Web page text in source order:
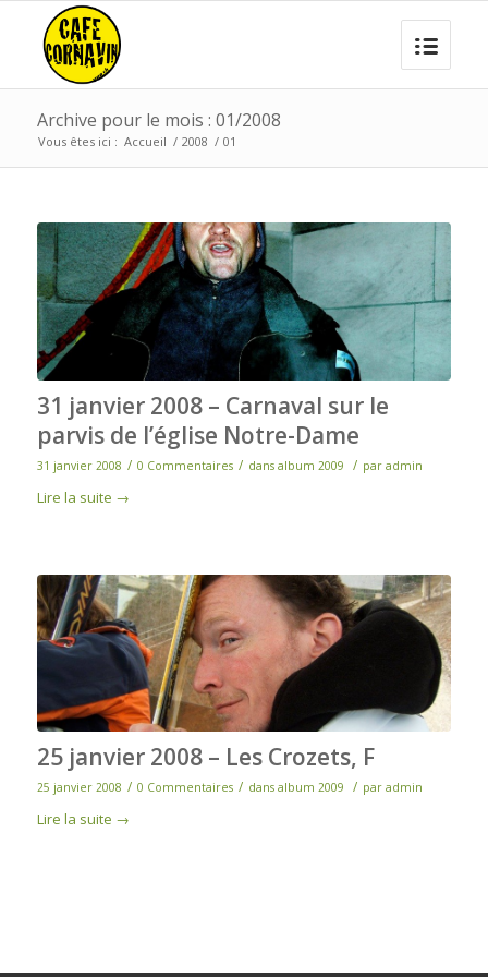
Archive pour le mois : 01/2008
Vous êtes ici : Accueil / 2008 / 01
31 janvier 2008 – Carnaval sur le
parvis de l’église Notre-Dame
31 janvier 2008 / 0 Commentaires / dans album 2009 / par admin
Lire la suite →
25 janvier 2008 – Les Crozets, F
25 janvier 2008 / 0 Commentaires / dans album 2009 / par admin
Lire la suite →